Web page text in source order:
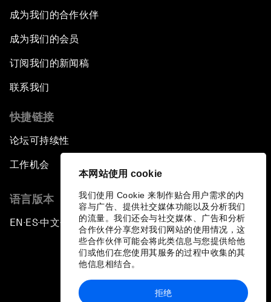
本网站使用 cookie
我们使用 Cookie 来制作贴合用户需求的内
容与广告、提供社交媒体功能以及分析我们
的流量。我们还会与社交媒体、广告和分析
合作伙伴分享您对我们网站的使用情况，这
些合作伙伴可能会将此类信息与您提供给他
们或他们在您使用其服务的过程中收集的其
他信息相结合。
拒绝
成为我们的合作伙伴
成为我们的会员
订阅我们的新闻稿
联系我们
快捷链接
论坛可持续性
工作机会
语言版本
EN ▪ES▪中文▪ 日本語